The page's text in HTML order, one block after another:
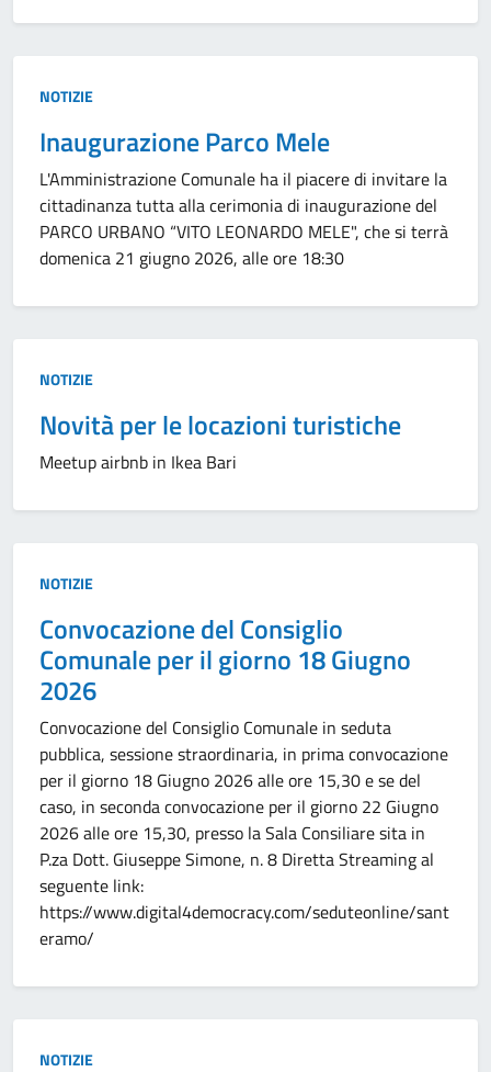
Tipo:
NOTIZIE
Inaugurazione Parco Mele
L'Amministrazione Comunale ha il piacere di invitare la
cittadinanza tutta alla cerimonia di inaugurazione del
PARCO URBANO “VITO LEONARDO MELE", che si terrà
domenica 21 giugno 2026, alle ore 18:30
Tipo:
NOTIZIE
Novità per le locazioni turistiche
Meetup airbnb in Ikea Bari
Tipo:
NOTIZIE
Convocazione del Consiglio
Comunale per il giorno 18 Giugno
2026
Convocazione del Consiglio Comunale in seduta
pubblica, sessione straordinaria, in prima convocazione
per il giorno 18 Giugno 2026 alle ore 15,30 e se del
caso, in seconda convocazione per il giorno 22 Giugno
2026 alle ore 15,30, presso la Sala Consiliare sita in
P.za Dott. Giuseppe Simone, n. 8 Diretta Streaming al
seguente link:
https://www.digital4democracy.com/seduteonline/sant
eramo/
Tipo:
NOTIZIE